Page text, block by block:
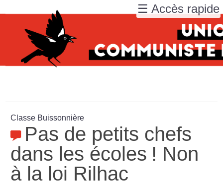
Classe Buissonnière
Pas de petits chefs
dans les écoles ! Non
à la loi Rilhac
☰ Accès rapide